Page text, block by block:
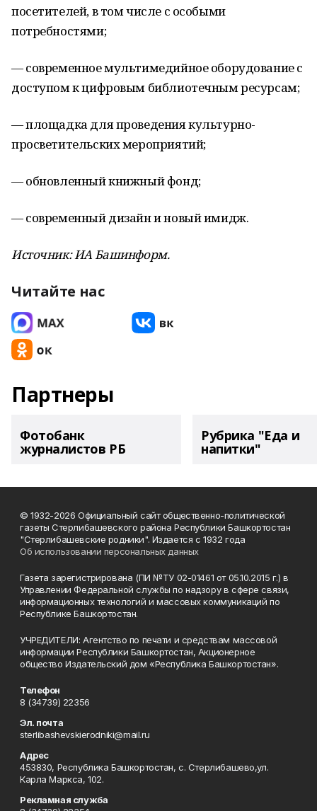
посетителей, в том числе с особыми
потребностями;
— современное мультимедийное оборудование с
доступом к цифровым библиотечным ресурсам;
— площадка для проведения культурно-
просветительских мероприятий;
— обновленный книжный фонд;
— современный дизайн и новый имидж.
Источник: ИА Башинформ.
Читайте нас
Партнеры
Фотобанк
журналистов РБ
Рубрика "Еда и
напитки"
© 1932-2026 Официальный сайт общественно-политической
газеты Стерлибашевского района Республики Башкортостан
"Стерлибашевские родники". Издается с 1932 года
Об использовании персональных данных
Газета зарегистрирована (ПИ №ТУ 02-01461 от 05.10.2015 г.) в
Управлении Федеральной службы по надзору в сфере связи,
информационных технологий и массовых коммуникаций по
Республике Башкортостан.
УЧРЕДИТЕЛИ: Агентство по печати и средствам массовой
информации Республики Башкортостан, Акционерное
общество Издательский дом «Республика Башкортостан».
Телефон
8 (34739) 22356
Эл. почта
sterlibashevskierodniki@mail.ru
Адрес
453830, Республика Башкортостан, c. Стерлибашево,ул.
Карла Маркса, 102.
Рекламная служба